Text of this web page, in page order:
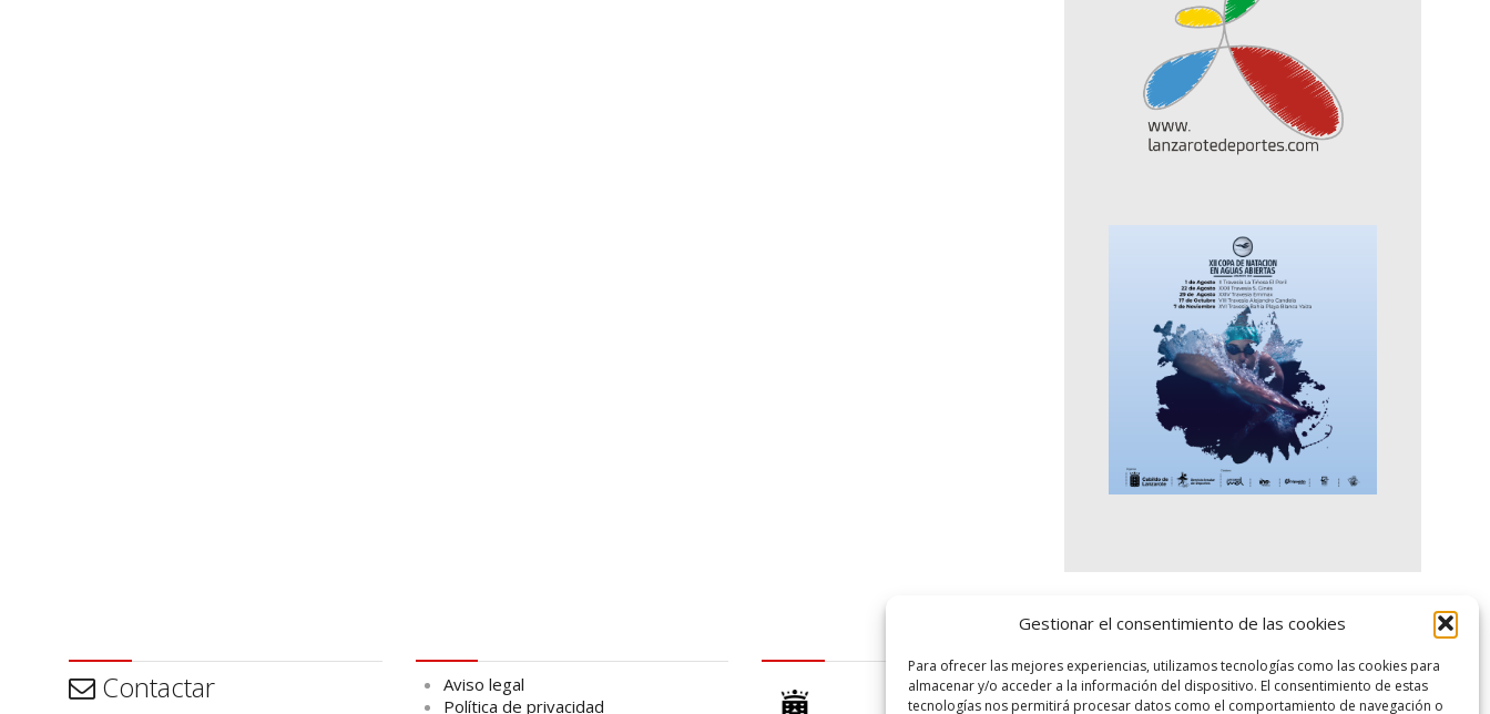
Gestionar el consentimiento de las cookies
Para ofrecer las mejores experiencias, utilizamos tecnologías como las cookies para
almacenar y/o acceder a la información del dispositivo. El consentimiento de estas
tecnologías nos permitirá procesar datos como el comportamiento de navegación o
Contactar
Aviso legal
Política de privacidad
logo SID